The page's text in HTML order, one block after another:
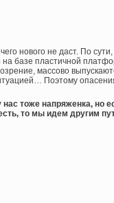
нового не даст. По
базе пластичной
массово
Поэтому
тоже напряженка, но
то мы идем другим